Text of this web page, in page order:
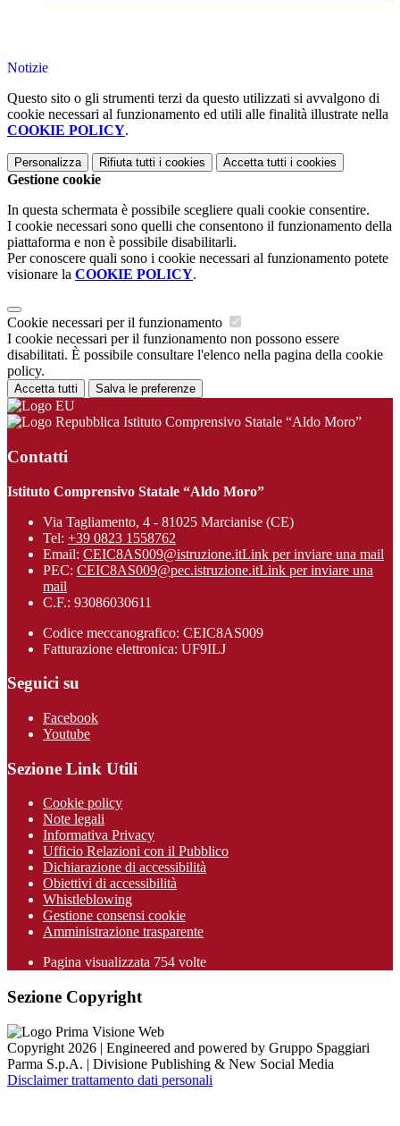
Notizie
Questo sito o gli strumenti terzi da questo utilizzati si avvalgono di
cookie necessari al funzionamento ed utili alle finalità illustrate nella
COOKIE POLICY.
Personalizza Rifiuta tutti i cookies Accetta tutti i cookies
Gestione cookie
In questa schermata è possibile scegliere quali cookie consentire.
I cookie necessari sono quelli che consentono il funzionamento della
piattaforma e non è possibile disabilitarli.
Per conoscere quali sono i cookie necessari al funzionamento potete
visionare la COOKIE POLICY.
Cookie necessari per il funzionamento
I cookie necessari per il funzionamento non possono essere
disabilitati. È possibile consultare l'elenco nella pagina della cookie
policy.
Accetta tutti Salva le preferenze
Istituto Comprensivo Statale “Aldo Moro”
Contatti
Istituto Comprensivo Statale “Aldo Moro”
Via Tagliamento, 4 - 81025 Marcianise (CE)
Tel: +39 0823 1558762
Email: CEIC8AS009@istruzione.itLink per inviare una mail
PEC: CEIC8AS009@pec.istruzione.itLink per inviare una
mail
C.F.: 93086030611
Codice meccanografico: CEIC8AS009
Fatturazione elettronica: UF9ILJ
Seguici su
Facebook
Youtube
Sezione Link Utili
Cookie policy
Note legali
Informativa Privacy
Ufficio Relazioni con il Pubblico
Dichiarazione di accessibilità
Obiettivi di accessibilità
Whistleblowing
Gestione consensi cookie
Amministrazione trasparente
Pagina visualizzata 754 volte
Sezione Copyright
Copyright 2026 | Engineered and powered by Gruppo Spaggiari
Parma S.p.A. | Divisione Publishing & New Social Media
Disclaimer trattamento dati personali